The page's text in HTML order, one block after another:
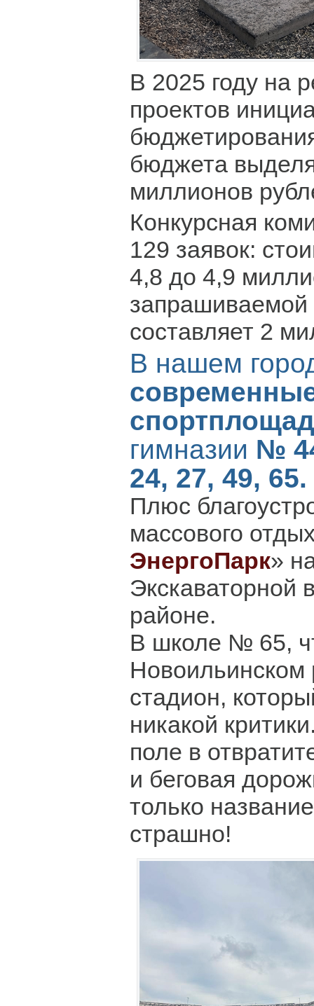
В 2025 году на
проектов
бюджета
миллионов
Конкурсная
129 заявок:
4,8 до 4,9
запрашиваемой
составляет 2
В нашем
гимназии №
24, 27, 49, 65.
Плюс
массового
ЭнергоПарк»
Экскаваторной
районе.
В школе № 65,
Новоильинском
стадион,
никакой
поле в
и беговая
только
страшно!